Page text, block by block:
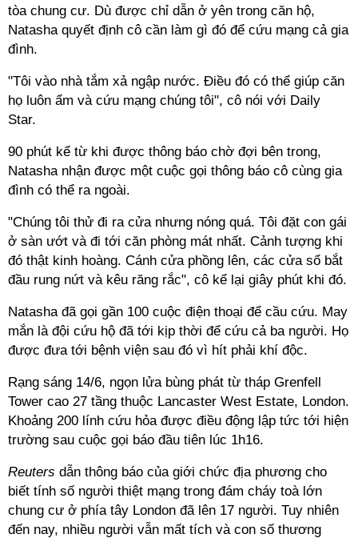
tòa chung cư. Dù được chỉ dẫn ở yên trong căn hộ,
Natasha quyết định cô cần làm gì đó để cứu mạng cả gia
đình.
"Tôi vào nhà tắm xả ngập nước. Điều đó có thể giúp căn
họ luôn ẩm và cứu mạng chúng tôi", cô nói với Daily
Star.
90 phút kể từ khi được thông báo chờ đợi bên trong,
Natasha nhận được một cuộc gọi thông báo cô cùng gia
đình có thể ra ngoài.
"Chúng tôi thử đi ra cửa nhưng nóng quá. Tôi đặt con gái
ở sàn ướt và đi tới căn phòng mát nhất. Cảnh tượng khi
đó thật kinh hoàng. Cánh cửa phồng lên, các cửa sổ bắt
đầu rung nứt và kêu răng rắc", cô kể lại giây phút khi đó.
Natasha đã gọi gần 100 cuộc điện thoại để cầu cứu. May
mắn là đội cứu hộ đã tới kịp thời để cứu cả ba người. Họ
được đưa tới bệnh viện sau đó vì hít phải khí độc.
Rạng sáng 14/6, ngọn lửa bùng phát từ tháp Grenfell
Tower cao 27 tầng thuộc Lancaster West Estate, London.
Khoảng 200 lính cứu hỏa được điều động lập tức tới hiện
trường sau cuộc gọi báo đầu tiên lúc 1h16.
Reuters dẫn thông báo của giới chức địa phương cho
biết tính số người thiệt mạng trong đám cháy toà lớn
chung cư ở phía tây London đã lên 17 người. Tuy nhiên
đến nay, nhiều người vẫn mất tích và con số thương